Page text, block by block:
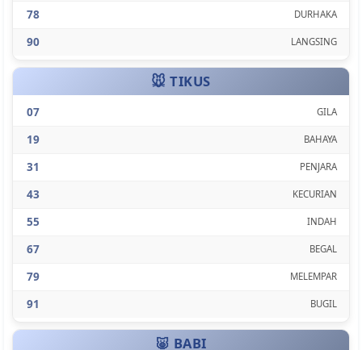
78 DURHAKA
90 LANGSING
🐭 TIKUS
07 GILA
19 BAHAYA
31 PENJARA
43 KECURIAN
55 INDAH
67 BEGAL
79 MELEMPAR
91 BUGIL
🐷 BABI